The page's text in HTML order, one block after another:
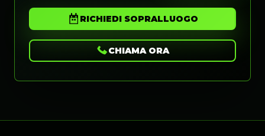
RICHIEDI SOPRALLUOGO
CHIAMA ORA